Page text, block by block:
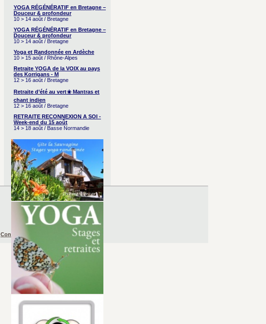
YOGA RÉGÉNÉRATIF en Bretagne –
Douceur & profondeur
10 > 14 août / Bretagne
YOGA RÉGÉNÉRATIF en Bretagne –
Douceur & profondeur
10 > 14 août / Bretagne
Yoga et Randonnée en Ardèche
10 > 15 août / Rhône-Alpes
Retraite YOGA de la VOIX au pays
des Korrigans - M
12 > 16 août / Bretagne
Retraite d’été au vert☀️ Mantras et
chant indien
12 > 16 août / Bretagne
RETRAITE RECONNEXION A SOI -
Week-end du 15 août
14 > 18 août / Basse Normandie
Conditions Générales d’Utilisation